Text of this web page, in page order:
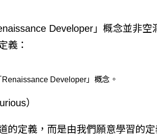
Developer」概念並非空
義：
Developer」概念。
）
的定義，而是由我們願意學習的